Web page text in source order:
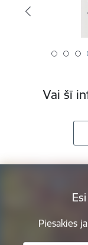
Vai šī
Piesakies